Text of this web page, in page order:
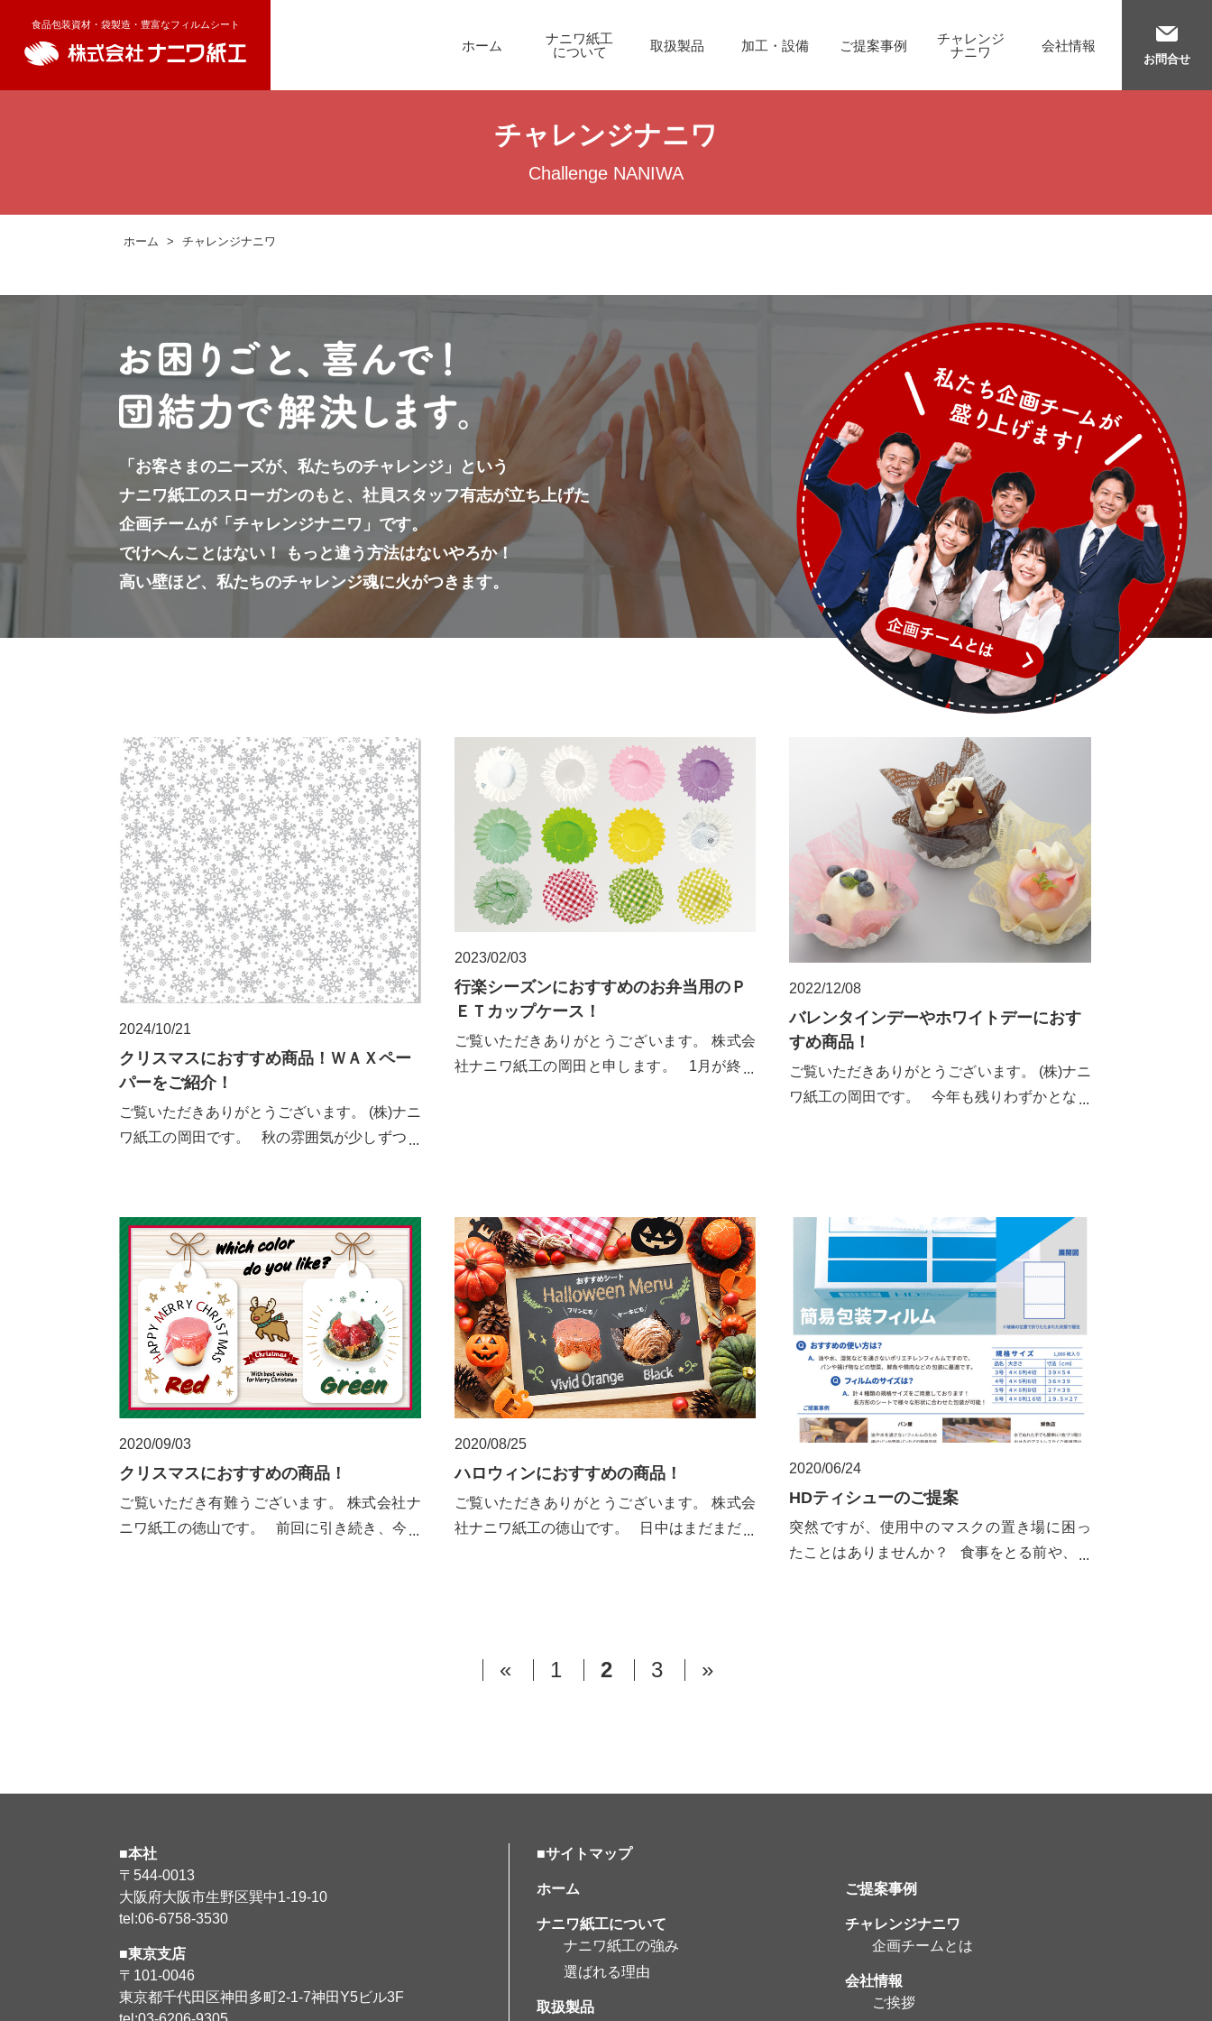
食品包装資材・袋製造・豊富なフィルムシート
ホーム
ナニワ紙工
について
取扱製品 加工・設備 ご提案事例
チャレンジ
ナニワ
会社情報
お問合せ
チャレンジナニワ
Challenge NANIWA
ホーム > チャレンジナニワ
「お客さまのニーズが、私たちのチャレンジ」という
ナニワ紙工のスローガンのもと、社員スタッフ有志が立ち上げた
企画チームが「チャレンジナニワ」です。
でけへんことはない！ もっと違う方法はないやろか！
高い壁ほど、私たちのチャレンジ魂に火がつきます。
2024/10/21
クリスマスにおすすめ商品！ＷＡＸペー
パーをご紹介！
ご覧いただきありがとうございます。 (株)ナニ
ワ紙工の岡田です。 秋の雰囲気が少しずつ増
2023/02/03
行楽シーズンにおすすめのお弁当用のＰ
ＥＴカップケース！
ご覧いただきありがとうございます。 株式会
社ナニワ紙工の岡田と申します。 1月が終わ
2022/12/08
バレンタインデーやホワイトデーにおす
すめ商品！
ご覧いただきありがとうございます。 (株)ナニ
ワ紙工の岡田です。 今年も残りわずかとなり
2020/09/03
クリスマスにおすすめの商品！
ご覧いただき有難うございます。 株式会社ナ
ニワ紙工の徳山です。 前回に引き続き、今回
2020/08/25
ハロウィンにおすすめの商品！
ご覧いただきありがとうございます。 株式会
社ナニワ紙工の徳山です。 日中はまだまだ暑
2020/06/24
HDティシューのご提案
突然ですが、使用中のマスクの置き場に困っ
たことはありませんか？ 食事をとる前や、ス
« 1 2 3 »
■本社
〒544-0013
大阪府大阪市生野区巽中1-19-10
tel:06-6758-3530
■東京支店
〒101-0046
東京都千代田区神田多町2-1-7神田Y5ビル3F
■サイトマップ
ホーム
ナニワ紙工について
ナニワ紙工の強み
選ばれる理由
取扱製品
ご提案事例
チャレンジナニワ
企画チームとは
会社情報
ご挨拶